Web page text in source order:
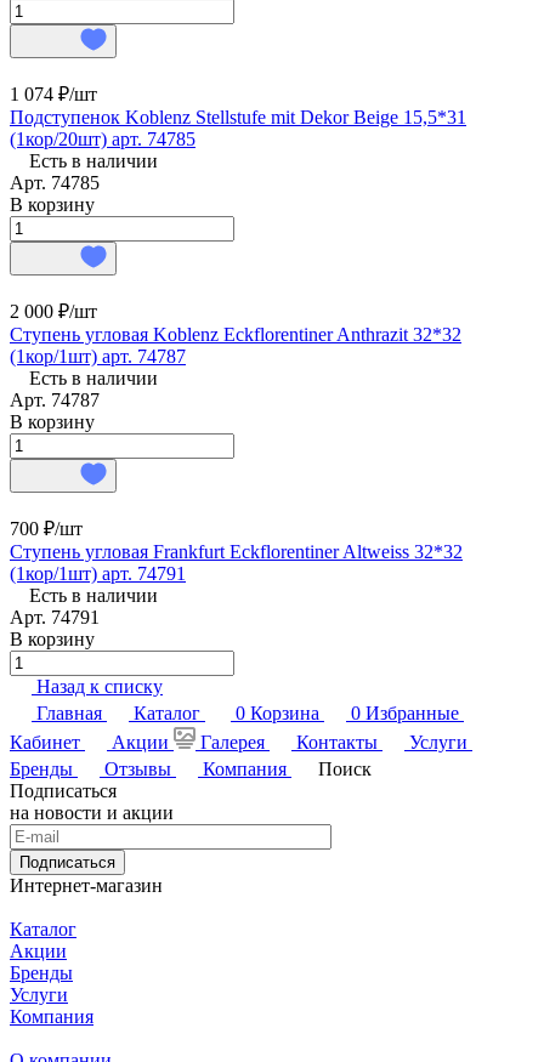
1 074 ₽/шт
Подступенок Koblenz Stellstufe mit Dekor Beige 15,5*31
(1кор/20шт) арт. 74785
Есть в наличии
Арт. 74785
В корзину
2 000 ₽/шт
Ступень угловая Koblenz Eckflorentiner Anthrazit 32*32
(1кор/1шт) арт. 74787
Есть в наличии
Арт. 74787
В корзину
700 ₽/шт
Ступень угловая Frankfurt Eckflorentiner Altweiss 32*32
(1кор/1шт) арт. 74791
Есть в наличии
Арт. 74791
В корзину
Назад к списку
Главная
Каталог 0 Корзина 0 Избранные
Кабинет
Акции Галерея Контакты
Услуги
Бренды
Отзывы Компания
Поиск
Подписаться
на новости и акции
Подписаться
Интернет-магазин
Каталог
Акции
Бренды
Услуги
Компания